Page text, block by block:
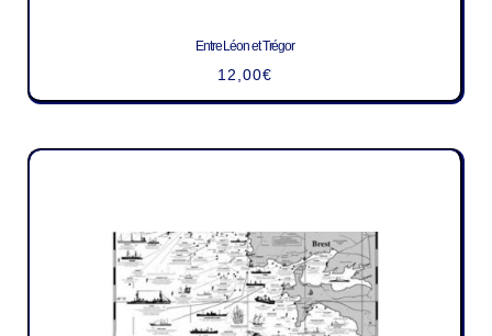
Entre Léon et Trégor
12,00€